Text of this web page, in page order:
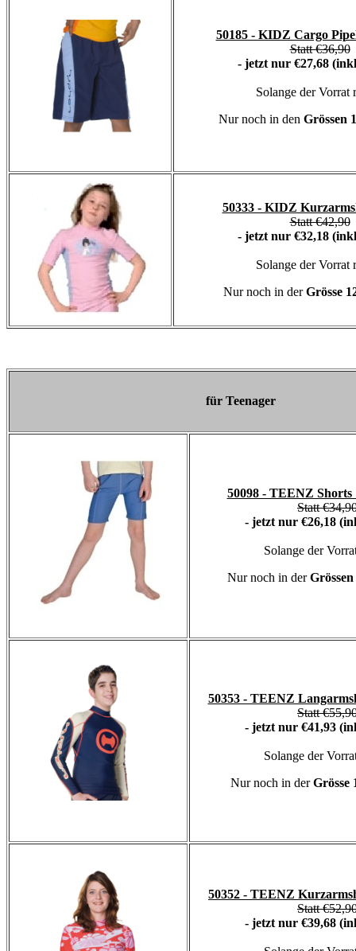
50185 - KIDZ Cargo
Statt €36,90
- jetzt nur €27,68
Solange der Vorrat
Nur noch in den Grössen
50333 - KIDZ
Statt €42,90
- jetzt nur €32,18
Solange der Vorrat
Nur noch in derGrösse
für Teenager
50098 - TEENZ Shorts
Statt
- jetzt nur €26,18
Solange der
Nur noch in derGrössen
50353 - TEENZ
Statt
- jetzt nur €41,93
Solange der
Nur noch in derGrösse
50352 - TEENZ
Statt
- jetzt nur €39,68